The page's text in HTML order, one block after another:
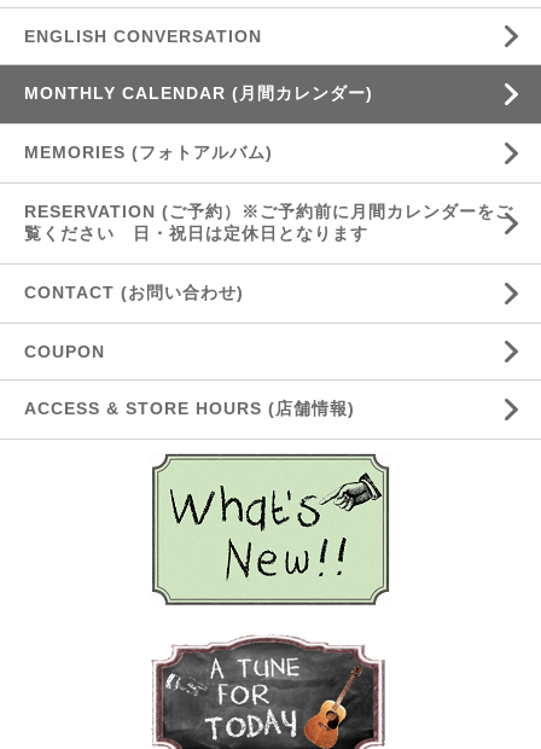
ENGLISH CONVERSATION
MONTHLY CALENDAR (月間カレンダー)
MEMORIES (フォトアルバム)
RESERVATION (ご予約）※ご予約前に月間カレンダーをご
覧ください 日・祝日は定休日となります
CONTACT (お問い合わせ)
COUPON
ACCESS & STORE HOURS (店舗情報)